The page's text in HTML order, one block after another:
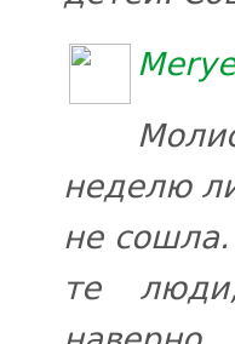
неделю
не
те